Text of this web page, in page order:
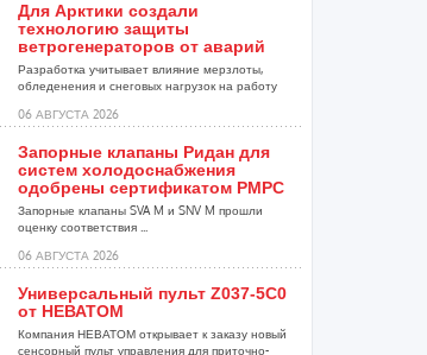
Для Арктики создали
технологию защиты
ветрогенераторов от аварий
Разработка учитывает влияние мерзлоты,
обледенения и снеговых нагрузок на работу
06 АВГУСТА 2026
Запорные клапаны Ридан для
систем холодоснабжения
одобрены сертификатом РМРС
Запорные клапаны SVA M и SNV M прошли
оценку соответствия ...
06 АВГУСТА 2026
Универсальный пульт Z037-5C0
от НЕВАТОМ
Компания НЕВАТОМ открывает к заказу новый
сенсорный пульт управления для приточно-